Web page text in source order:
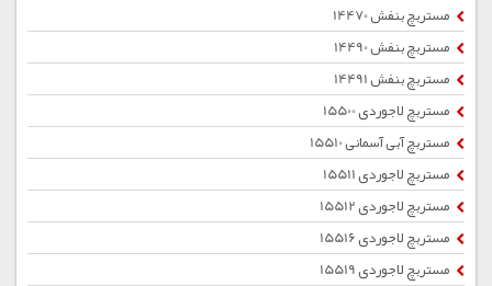
مستربچ بنفش 14470
مستربچ بنفش 14490
مستربچ بنفش 14491
مستربچ لاجوردی 15500
مستربچ آبی آسمانی 15510
مستربچ لاجوردی 15511
مستربچ لاجوردی 15512
مستربچ لاجوردی 15516
مستربچ لاجوردی 15519